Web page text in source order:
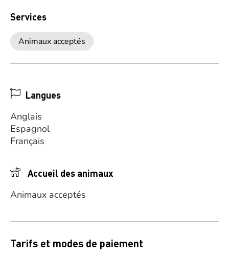
Services
Animaux acceptés
Langues
Anglais
Espagnol
Français
Accueil des animaux
Animaux acceptés
Tarifs et modes de paiement